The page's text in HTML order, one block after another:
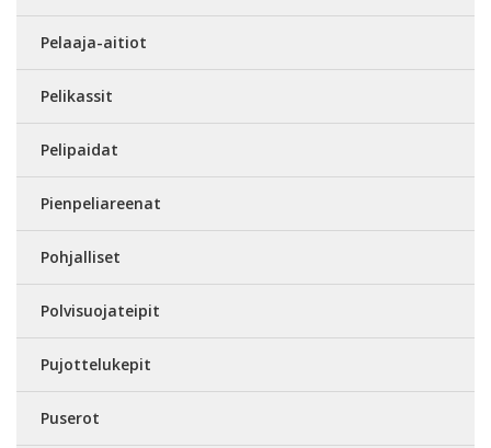
Pelaaja-aitiot
Pelikassit
Pelipaidat
Pienpeliareenat
Pohjalliset
Polvisuojateipit
Pujottelukepit
Puserot